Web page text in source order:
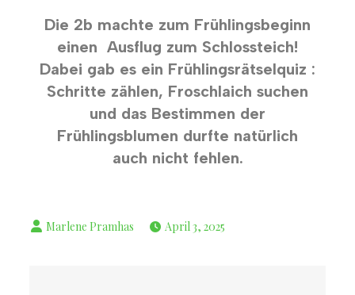
Die 2b machte zum Frühlingsbeginn
einen Ausflug zum Schlossteich!
Dabei gab es ein Frühlingsrätselquiz :
Schritte zählen, Froschlaich suchen
und das Bestimmen der
Frühlingsblumen durfte natürlich
auch nicht fehlen.
April 3, 2025